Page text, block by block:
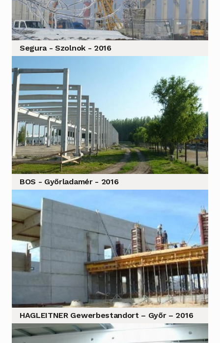
Segura - Szolnok - 2016
BOS - Győrladamér - 2016
HAGLEITNER Gewerbestandort – Győr – 2016